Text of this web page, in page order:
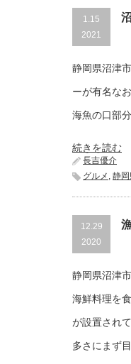
1.15
2021
静岡県沼津
ーが有名な
海魚の口部
続きを読む
長吉優介
グルメ , 静
12.29
2020
静岡県沼津
海鮮料理を
が設置され
多さにまず